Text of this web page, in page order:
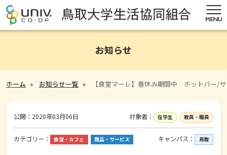
お知らせ
ホーム お知らせ一覧 【食堂マーレ】春休み期間中 ホットバー/
公開： 2020年03月06日 対象者： 在学生 教員・職員
カテゴリー： 食堂・カフェ 商品・サービス キャンパス： 鳥取